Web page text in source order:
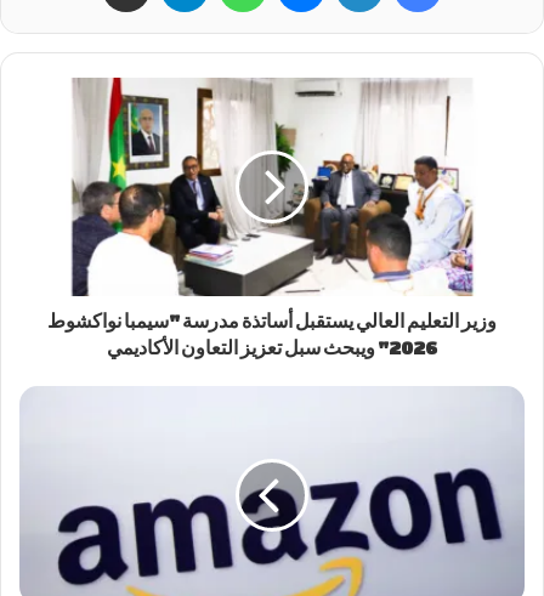
وزير التعليم العالي يستقبل أساتذة مدرسة "سيمبا نواكشوط
2026" ويبحث سبل تعزيز التعاون الأكاديمي